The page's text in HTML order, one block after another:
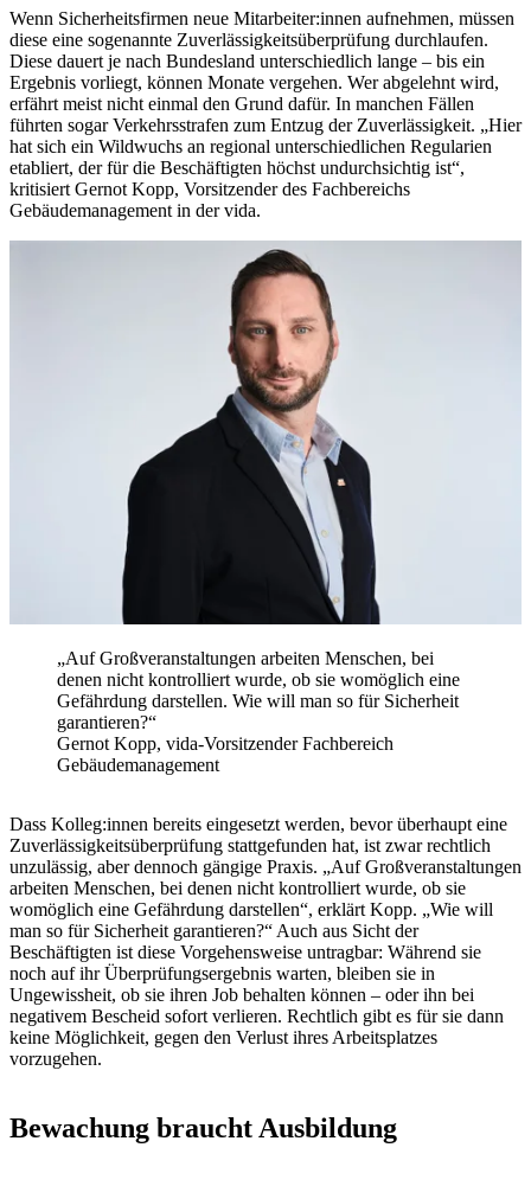
Wenn Sicherheitsfirmen neue Mitarbeiter:innen aufnehmen, müssen
diese eine sogenannte Zuverlässigkeitsüberprüfung durchlaufen.
Diese dauert je nach Bundesland unterschiedlich lange – bis ein
Ergebnis vorliegt, können Monate vergehen. Wer abgelehnt wird,
erfährt meist nicht einmal den Grund dafür. In manchen Fällen
führten sogar Verkehrsstrafen zum Entzug der Zuverlässigkeit. „Hier
hat sich ein Wildwuchs an regional unterschiedlichen Regularien
etabliert, der für die Beschäftigten höchst undurchsichtig ist“,
kritisiert Gernot Kopp, Vorsitzender des Fachbereichs
Gebäudemanagement in der vida.
„Auf Großveranstaltungen arbeiten Menschen, bei
denen nicht kontrolliert wurde, ob sie womöglich eine
Gefährdung darstellen. Wie will man so für Sicherheit
garantieren?“
Gernot Kopp, vida-Vorsitzender Fachbereich
Gebäudemanagement
Dass Kolleg:innen bereits eingesetzt werden, bevor überhaupt eine
Zuverlässigkeitsüberprüfung stattgefunden hat, ist zwar rechtlich
unzulässig, aber dennoch gängige Praxis. „Auf Großveranstaltungen
arbeiten Menschen, bei denen nicht kontrolliert wurde, ob sie
womöglich eine Gefährdung darstellen“, erklärt Kopp. „Wie will
man so für Sicherheit garantieren?“ Auch aus Sicht der
Beschäftigten ist diese Vorgehensweise untragbar: Während sie
noch auf ihr Überprüfungsergebnis warten, bleiben sie in
Ungewissheit, ob sie ihren Job behalten können – oder ihn bei
negativem Bescheid sofort verlieren. Rechtlich gibt es für sie dann
keine Möglichkeit, gegen den Verlust ihres Arbeitsplatzes
vorzugehen.
Bewachung braucht Ausbildung